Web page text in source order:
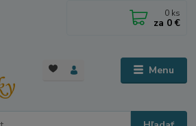
Menu
0 ks
za 0 €